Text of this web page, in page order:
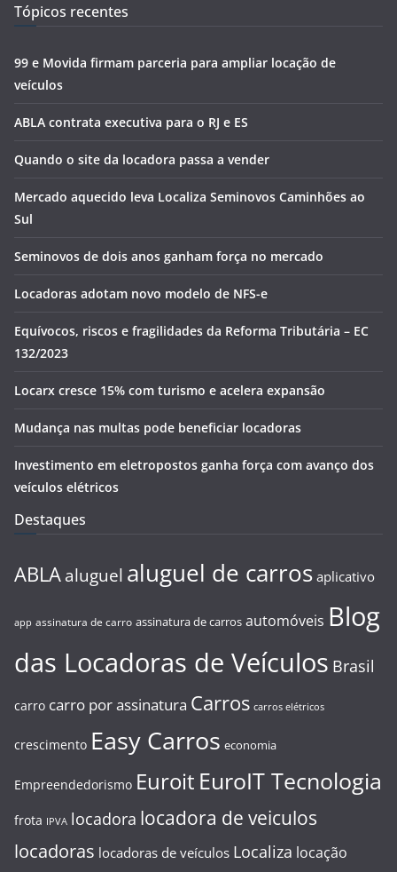
Tópicos recentes
99 e Movida firmam parceria para ampliar locação de
veículos
ABLA contrata executiva para o RJ e ES
Quando o site da locadora passa a vender
Mercado aquecido leva Localiza Seminovos Caminhões ao
Sul
Seminovos de dois anos ganham força no mercado
Locadoras adotam novo modelo de NFS-e
Equívocos, riscos e fragilidades da Reforma Tributária – EC
132/2023
Locarx cresce 15% com turismo e acelera expansão
Mudança nas multas pode beneficiar locadoras
Investimento em eletropostos ganha força com avanço dos
veículos elétricos
Destaques
ABLA aluguel aluguel de carros aplicativo
app assinatura de carro assinatura de carros automóveis Blog
das Locadoras de Veículos Brasil
carro carro por assinatura Carros carros elétricos
crescimento Easy Carros economia
Empreendedorismo Euroit EuroIT Tecnologia
frota IPVA locadora locadora de veiculos
locadoras locadoras de veículos Localiza locação